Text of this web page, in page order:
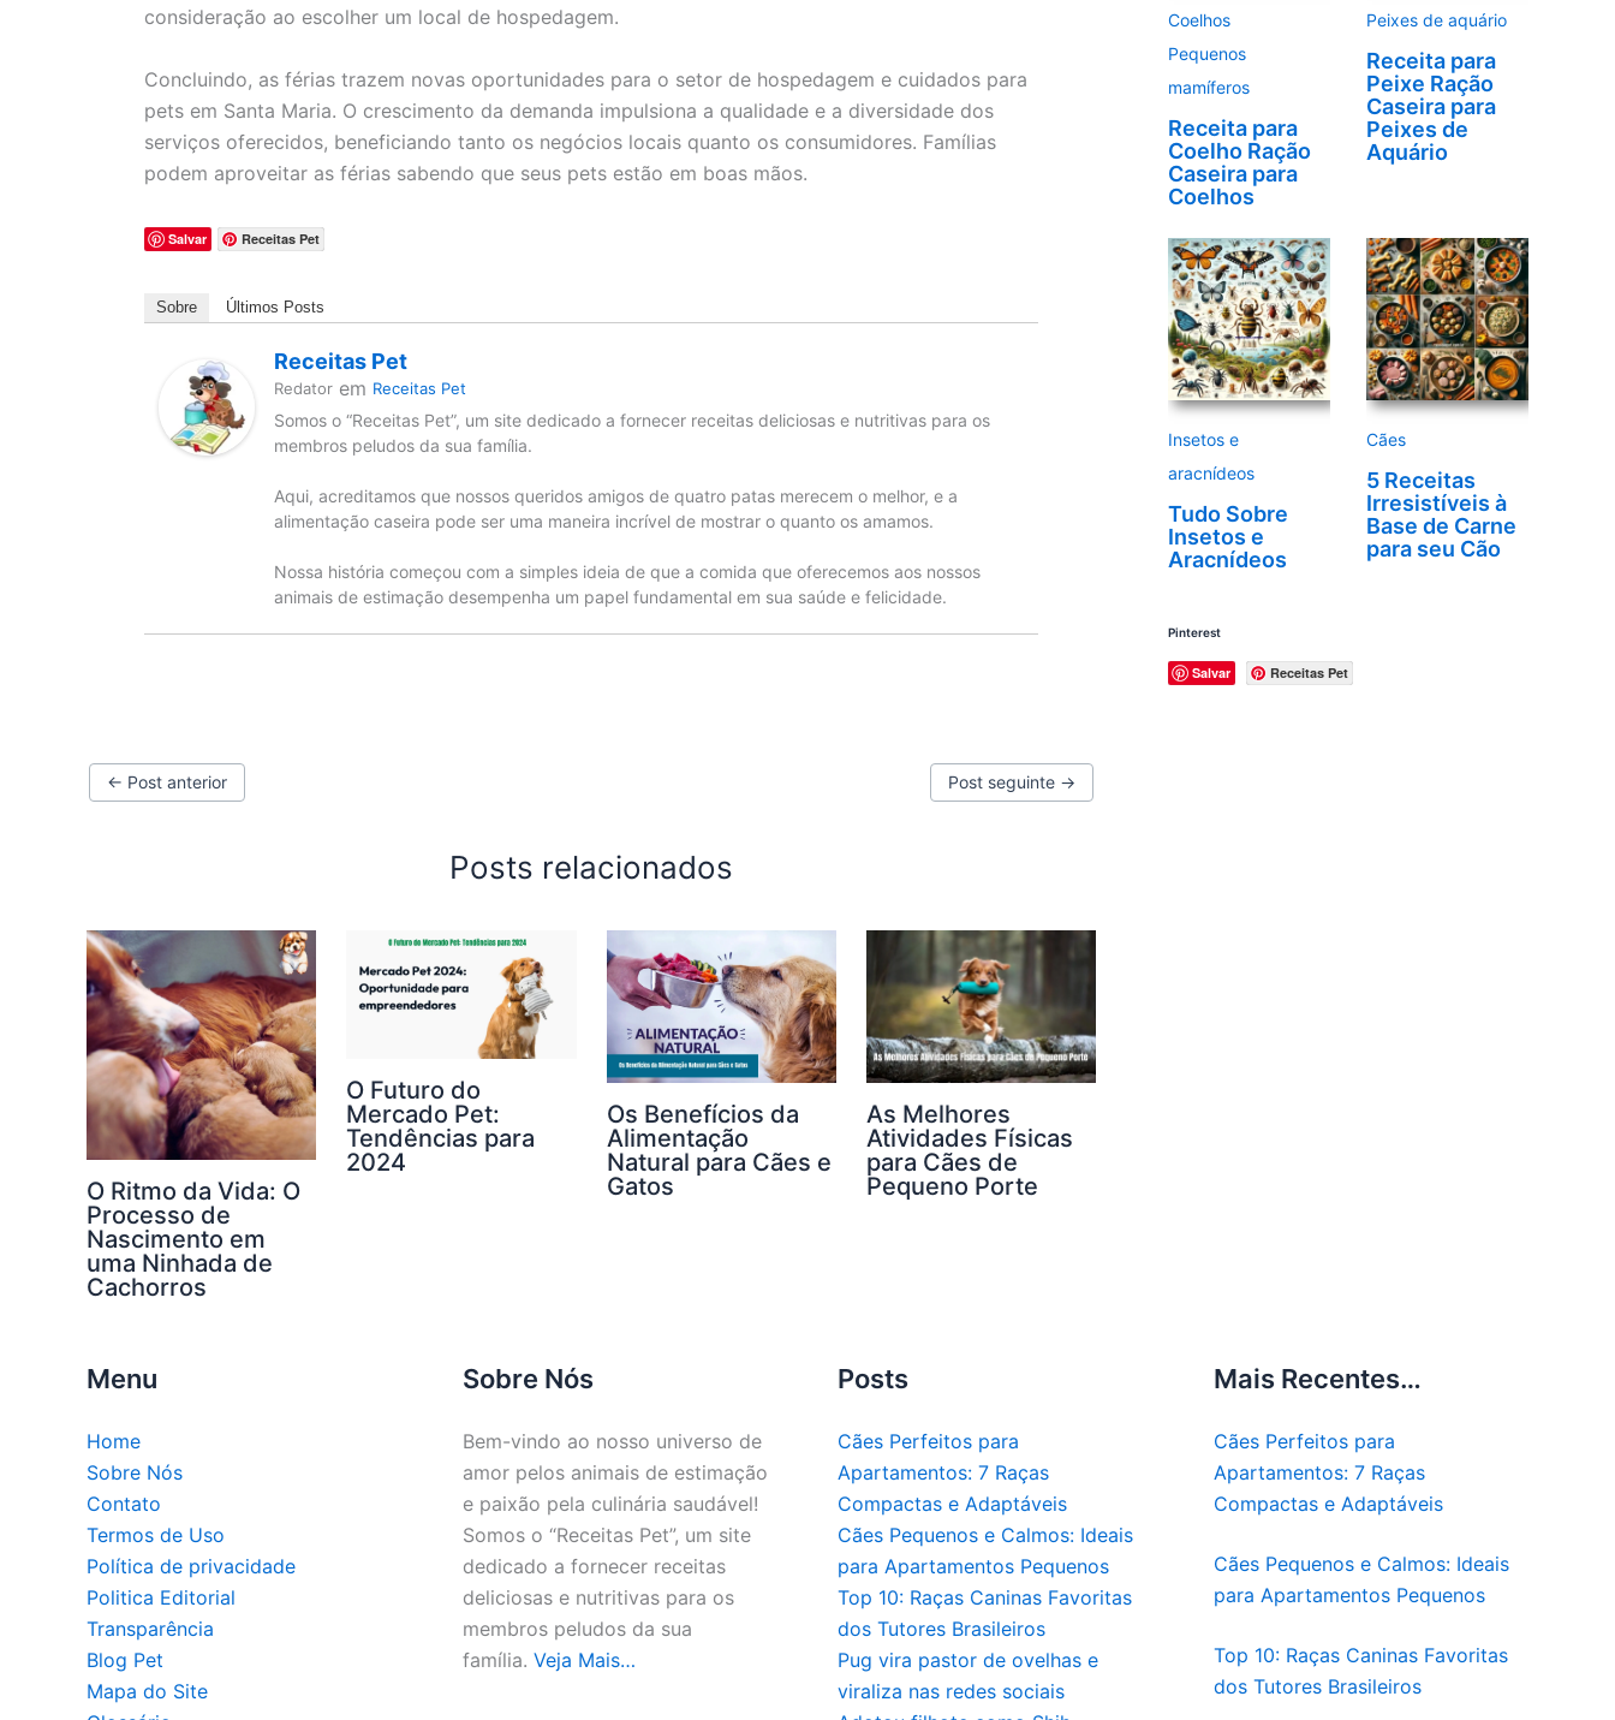
consideração ao escolher um local de hospedagem.
Concluindo, as férias trazem novas oportunidades para o setor de hospedagem e cuidados para
pets em Santa Maria. O crescimento da demanda impulsiona a qualidade e a diversidade dos
serviços oferecidos, beneficiando tanto os negócios locais quanto os consumidores. Famílias
podem aproveitar as férias sabendo que seus pets estão em boas mãos.
Salvar Receitas Pet
Sobre Últimos Posts
Receitas Pet
Redator em Receitas Pet
Somos o “Receitas Pet”, um site dedicado a fornecer receitas deliciosas e nutritivas para os
membros peludos da sua família.
Aqui, acreditamos que nossos queridos amigos de quatro patas merecem o melhor, e a
alimentação caseira pode ser uma maneira incrível de mostrar o quanto os amamos.
Nossa história começou com a simples ideia de que a comida que oferecemos aos nossos
animais de estimação desempenha um papel fundamental em sua saúde e felicidade.
← Post anterior Post seguinte →
Posts relacionados
O Ritmo da Vida: O
Processo de
Nascimento em
uma Ninhada de
Cachorros
O Futuro do
Mercado Pet:
Tendências para
2024
Os Benefícios da
Alimentação
Natural para Cães e
Gatos
As Melhores
Atividades Físicas
para Cães de
Pequeno Porte
Coelhos
Pequenos
mamíferos
Receita para
Coelho Ração
Caseira para
Coelhos
Peixes de aquário
Receita para
Peixe Ração
Caseira para
Peixes de
Aquário
Insetos e
aracnídeos
Tudo Sobre
Insetos e
Aracnídeos
Cães
5 Receitas
Irresistíveis à
Base de Carne
para seu Cão
Pinterest
Salvar Receitas Pet
Menu
Home
Sobre Nós
Contato
Termos de Uso
Política de privacidade
Politica Editorial
Transparência
Blog Pet
Mapa do Site
Sobre Nós
Bem-vindo ao nosso universo de
amor pelos animais de estimação
e paixão pela culinária saudável!
Somos o “Receitas Pet”, um site
dedicado a fornecer receitas
deliciosas e nutritivas para os
membros peludos da sua
família. Veja Mais…
Posts
Cães Perfeitos para
Apartamentos: 7 Raças
Compactas e Adaptáveis
Cães Pequenos e Calmos: Ideais
para Apartamentos Pequenos
Top 10: Raças Caninas Favoritas
dos Tutores Brasileiros
Pug vira pastor de ovelhas e
viraliza nas redes sociais
Mais Recentes…
Cães Perfeitos para
Apartamentos: 7 Raças
Compactas e Adaptáveis
Cães Pequenos e Calmos: Ideais
para Apartamentos Pequenos
Top 10: Raças Caninas Favoritas
dos Tutores Brasileiros